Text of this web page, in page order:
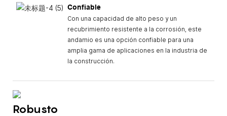
Confiable
Con una capacidad de alto peso y un
recubrimiento resistente a la corrosión, este
andamio es una opción confiable para una
amplia gama de aplicaciones en la industria de
la construcción.
Robusto